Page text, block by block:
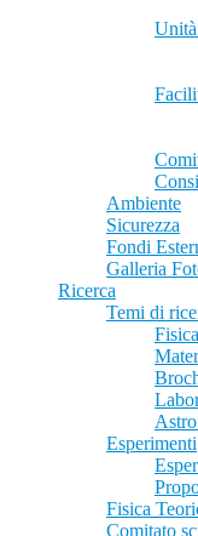
Ambiente
Sicurezza
Fondi
Galleria
Ricerca
Temi di
Esperimenti
Fisica
Comitato